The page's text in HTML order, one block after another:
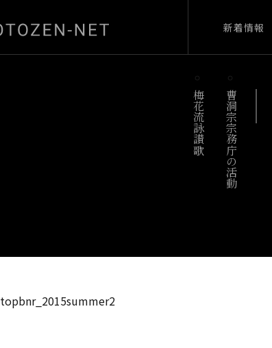
新着情報
梅花流詠讃歌 曹洞宗宗務庁の活動
topbnr_2015summer2